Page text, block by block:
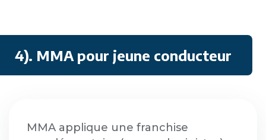
4). MMA pour jeune conducteur
MMA applique une franchise